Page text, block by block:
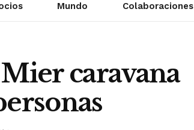
Mundo Colaboraciones
caravana